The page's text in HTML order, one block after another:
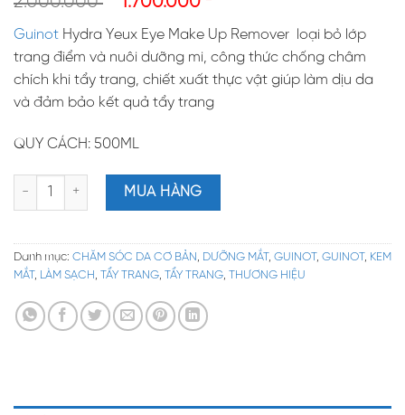
Guinot Hydra Yeux Eye Make Up Remover loại bỏ lớp
trang điểm và nuôi dưỡng mi, công thức chống châm
chích khi tẩy trang, chiết xuất thực vật giúp làm dịu da
và đảm bảo kết quả tẩy trang
QUY CÁCH: 500ML
Guinot Hydra Yeux Eye Make Up Remover – Gel tẩy trang
MUA HÀNG
Danh mục: CHĂM SÓC DA CƠ BẢN , DƯỠNG MẮT , GUINOT , GUINOT , KEM
MẮT , LÀM SẠCH , TẨY TRANG, TẨY TRANG, THƯƠNG HIỆU